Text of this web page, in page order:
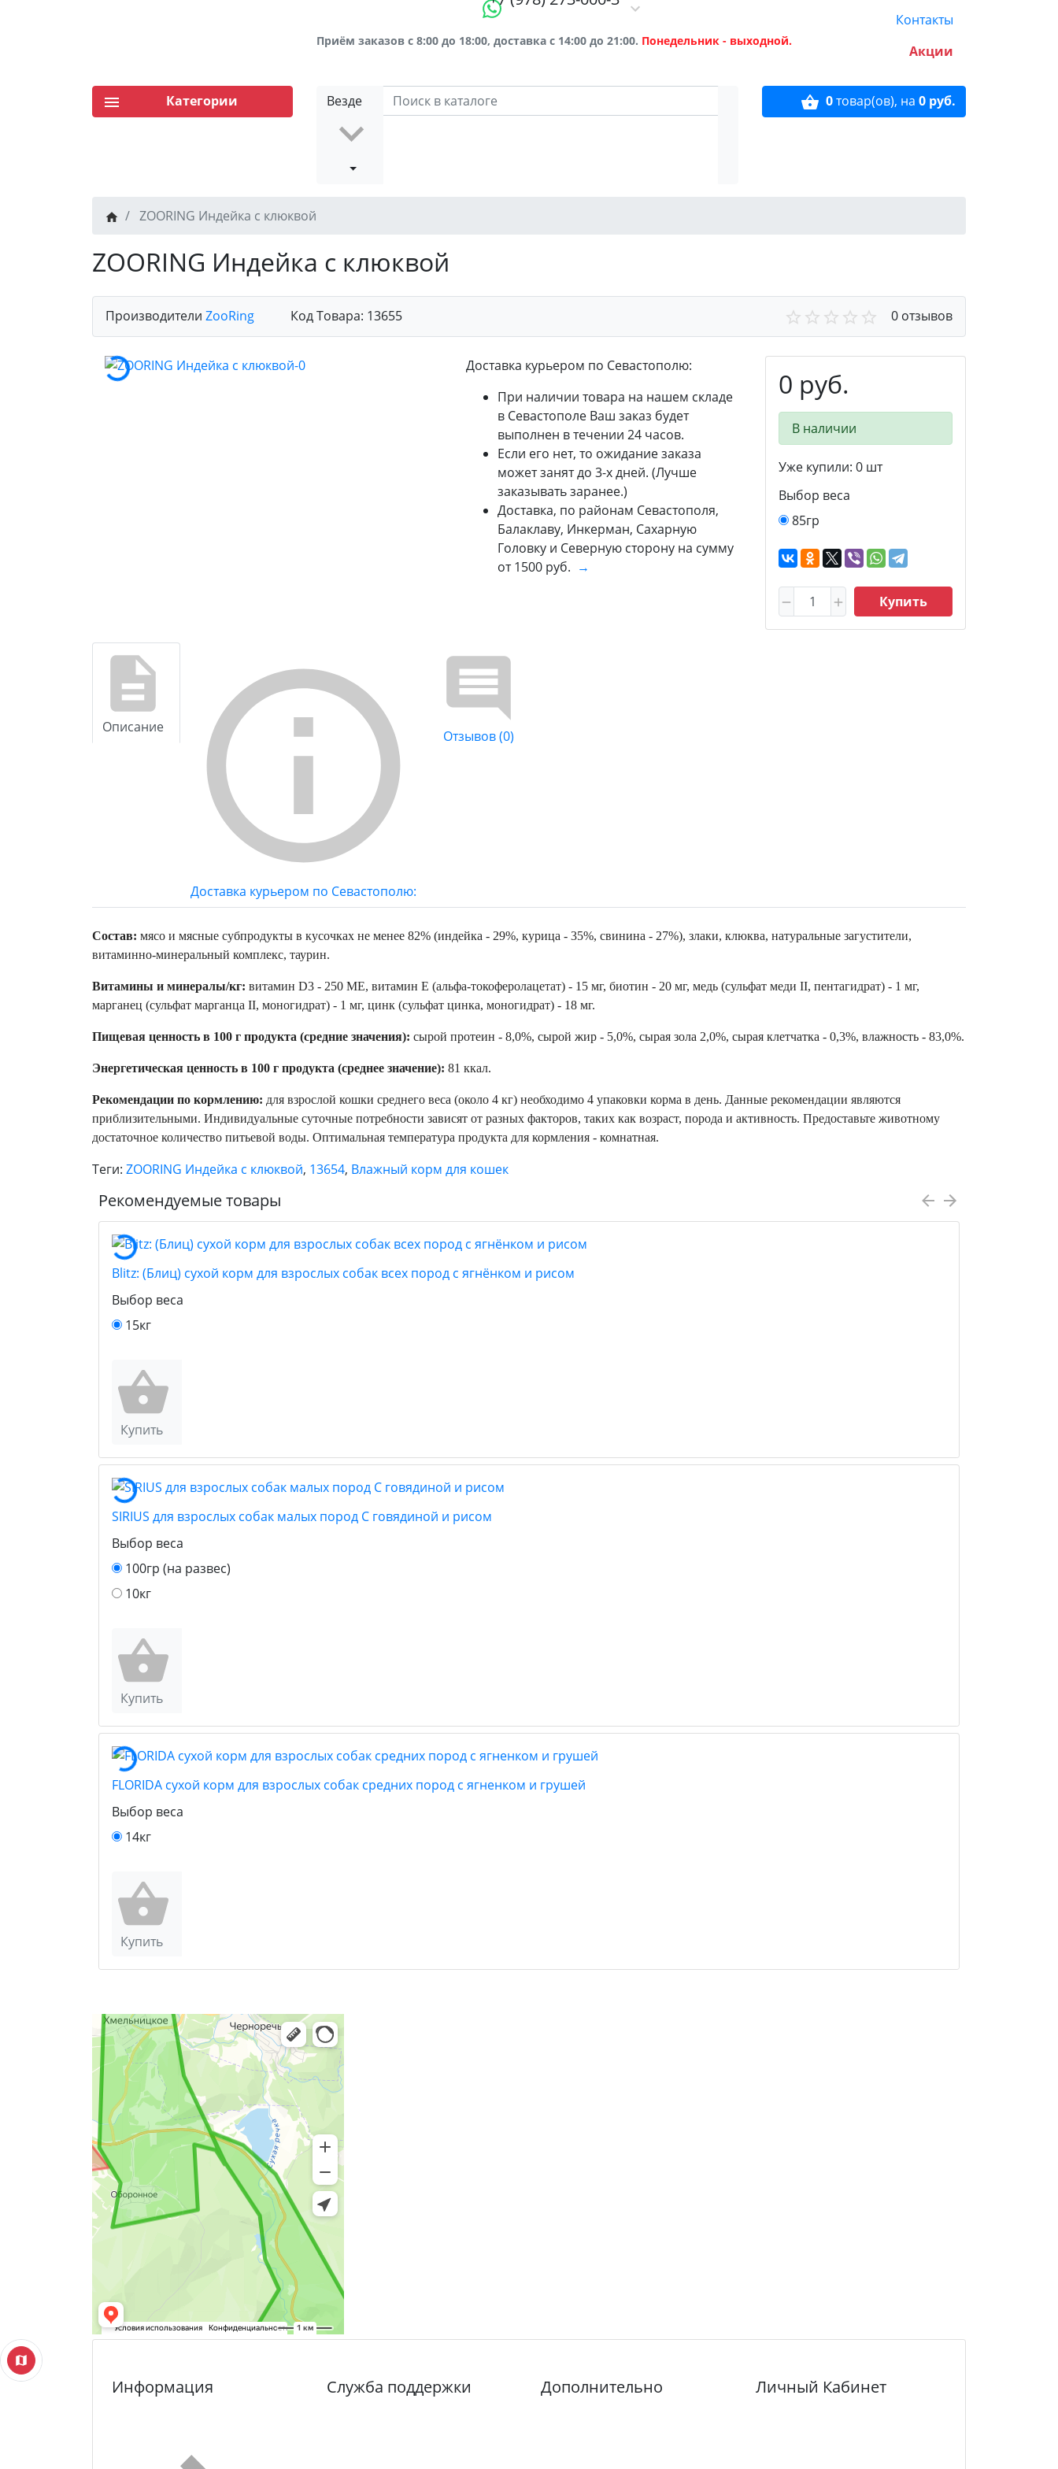
Приём заказов с 8:00 до 18:00, доставка с 14:00 до 21:00. Понедельник - выходной.
Контакты
Акции
Везде 0товар(ов), на 0 руб.
Категории
ZOORING Индейка с клюквой
ZOORING Индейка с клюквой
Производители ZooRing Код Товара: 13655 0 отзывов
0 руб.
В наличии
Уже купили: 0 шт
Выбор веса
85гр
Купить
Доставка курьером по Севастополю:
При наличии товара на нашем складе
в Севастополе Ваш заказ будет
выполнен в течении 24 часов.
Если его нет, то ожидание заказа
может занят до 3-х дней. (Лучше
заказывать заранее.)
Доставка, по районам Севастополя,
Балаклаву, Инкерман, Сахарную
Головку и Северную сторону на сумму
от 1500 руб. →
Описание
Доставка курьером по Севастополю:
Отзывов (0)
Состав: мясо и мясные субпродукты в кусочках не менее 82% (индейка - 29%, курица - 35%, свинина - 27%), злаки, клюква, натуральные загустители,
витаминно-минеральный комплекс, таурин.
Витамины и минералы/кг: витамин D3 - 250 ME, витамин E (альфа-токоферолацетат) - 15 мг, биотин - 20 мг, медь (сульфат меди II, пентагидрат) - 1 мг,
марганец (сульфат марганца II, моногидрат) - 1 мг, цинк (сульфат цинка, моногидрат) - 18 мг.
Пищевая ценность в 100 г продукта (средние значения): сырой протеин - 8,0%, сырой жир - 5,0%, сырая зола 2,0%, сырая клетчатка - 0,3%, влажность - 83,0%.
Энергетическая ценность в 100 г продукта (среднее значение): 81 ккал.
Рекомендации по кормлению: для взрослой кошки среднего веса (около 4 кг) необходимо 4 упаковки корма в день. Данные рекомендации являются
приблизительными. Индивидуальные суточные потребности зависят от разных факторов, таких как возраст, порода и активность. Предоставьте животному
достаточное количество питьевой воды. Оптимальная температура продукта для кормления - комнатная.
Теги: ZOORING Индейка с клюквой, 13654, Влажный корм для кошек
Рекомендуемые товары
Blitz: (Блиц) сухой корм для взрослых собак всех пород с ягнёнком и рисом
Выбор веса
15кг
Купить
SIRIUS для взрослых собак малых пород С говядиной и рисом
Выбор веса
100гр (на развес)
10кг
Купить
FLORIDA сухой корм для взрослых собак средних пород с ягненком и грушей
Выбор веса
14кг
Купить
Информация Служба поддержки Дополнительно Личный Кабинет